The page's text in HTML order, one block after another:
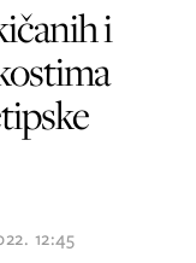
i
12:45